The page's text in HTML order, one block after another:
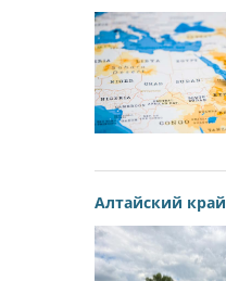
Алтайский край